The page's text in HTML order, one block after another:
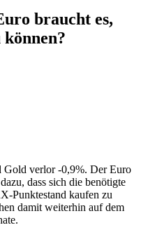
braucht es,
verlor -0,9%. Der Euro
dass sich die benötigte
Punktestand kaufen zu
damit weiterhin auf dem